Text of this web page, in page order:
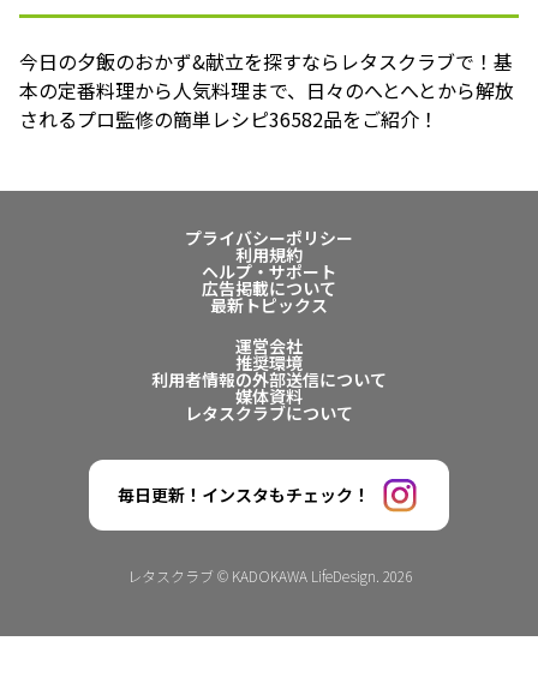
今日の夕飯のおかず&献立を探すならレタスクラブで！基
本の定番料理から人気料理まで、日々のへとへとから解放
されるプロ監修の簡単レシピ36582品をご紹介！
プライバシーポリシー
利用規約
ヘルプ・サポート
広告掲載について
最新トピックス
運営会社
推奨環境
利用者情報の外部送信について
媒体資料
レタスクラブについて
毎日更新！インスタもチェック！
レタスクラブ © KADOKAWA LifeDesign. 2026